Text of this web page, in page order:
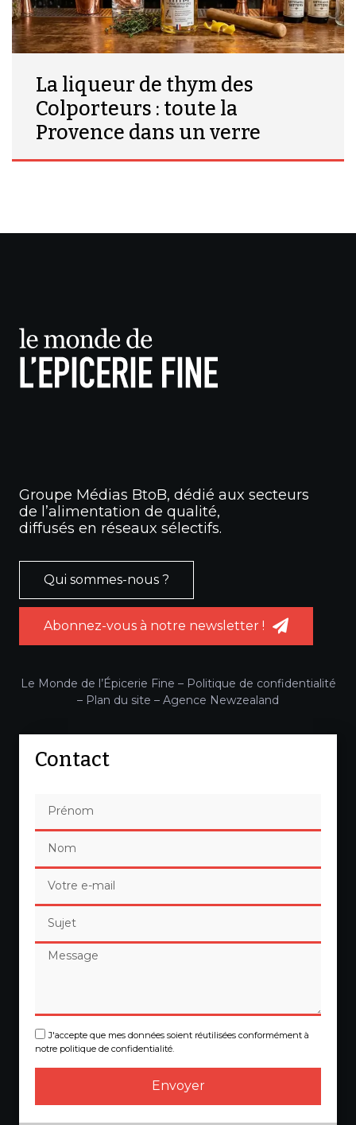
La liqueur de thym des
Colporteurs : toute la
Provence dans un verre
Groupe Médias BtoB, dédié aux secteurs
de l’alimentation de qualité,
diffusés en réseaux sélectifs.
Qui sommes-nous ?
Abonnez-vous à notre newsletter !
Le Monde de l’Épicerie Fine – Politique de confidentialité
– Plan du site – Agence Newzealand
Contact
J'accepte que mes données soient réutilisées conformément à
notre politique de confidentialité.
Envoyer